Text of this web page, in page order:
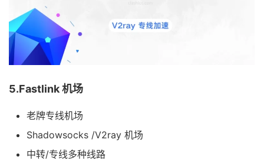
5.Fastlink 机场
老牌专线机场
Shadowsocks /V2ray 机场
中转/专线多种线路